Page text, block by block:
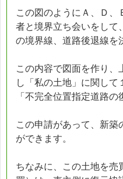
この図のようにＡ、Ｄ、
者と境界立ち会いをして
の境界線、道路後退線を
この内容で図面を作り、
し「私の土地」に関して
「不完全位置指定道路の
この申請があって、新築
ができます。
ちなみに、この土地を売